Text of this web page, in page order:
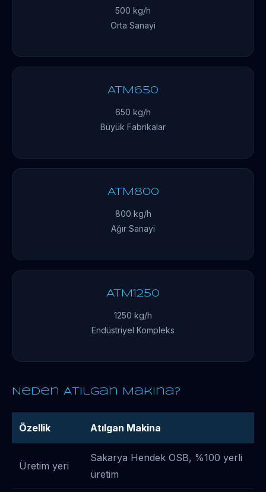
500 kg/h
Orta Sanayi
ATM650
650 kg/h
Büyük Fabrikalar
ATM800
800 kg/h
Ağır Sanayi
ATM1250
1250 kg/h
Endüstriyel Kompleks
Neden Atılgan Makina?
Özellik Atılgan Makina
Üretim yeri
Sakarya Hendek OSB, %100 yerli
üretim